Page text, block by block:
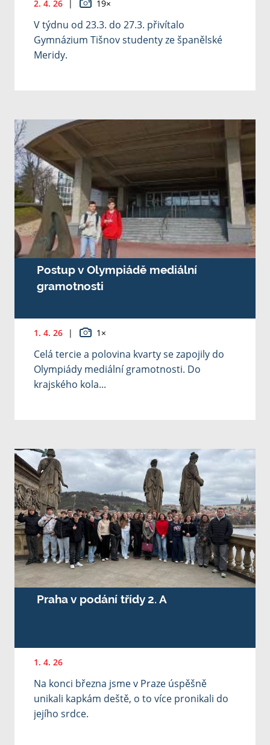
2. 4. 26 19×
V týdnu od 23.3. do 27.3. přivítalo
Gymnázium Tišnov studenty ze španělské
Meridy.
Postup v Olympiádě mediální
gramotnosti
1. 4. 26 | 1×
Celá tercie a polovina kvarty se zapojily do
Olympiády mediální gramotnosti. Do
krajského kola...
Praha v podání třídy 2. A
1. 4. 26
Na konci března jsme v Praze úspěšně
unikali kapkám deště, o to více pronikali do
jejího srdce.